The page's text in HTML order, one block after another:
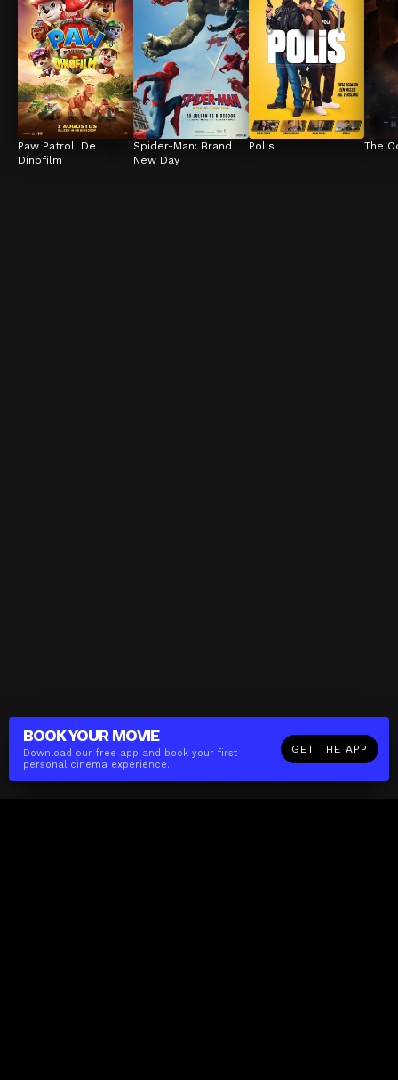
BOOK YOUR MOVIE
Download our free app and book your first
personal cinema experience.
GET THE APP
Paw Patrol: De
Dinofilm
Spider-Man: Brand
New Day
Polis The